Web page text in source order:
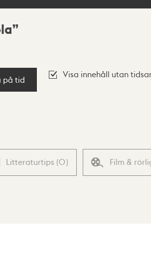
på tid
Visa innehåll utan
Litteraturtips (0) Film &